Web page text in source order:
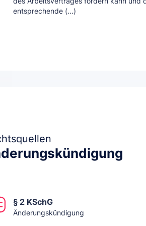
entsprechende (...)
§ 2 KSchG
Änderungskündigung